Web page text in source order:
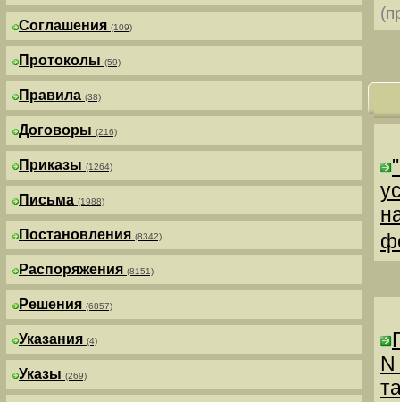
Соглашения (109)
Протоколы (59)
Правила (38)
Договоры (216)
Приказы (1264)
Письма (1988)
Постановления (8342)
Распоряжения (8151)
Решения (6857)
Указания (4)
Указы (269)